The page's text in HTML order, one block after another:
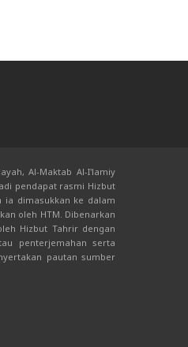
Al-Maktab Al-I'lamiy
pendapat rasmi Hizbut
ia dimasukkan ke dalam
oleh HTM. Dibenarkan
Hizbut Tahrir dengan
penterjemahan serta
pautan sumber